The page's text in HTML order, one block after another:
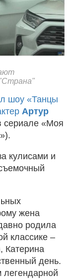
шоу «Танцы
Артур
сериале «Моя
кулисами и
жена
родила
классике –
Катерина
день.
легендарной